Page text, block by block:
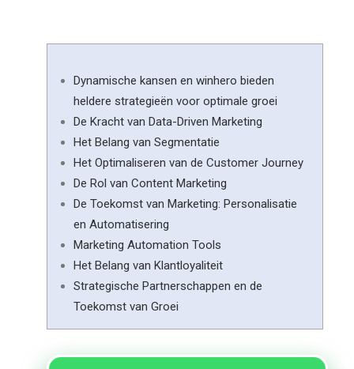
Dynamische kansen en winhero bieden
heldere strategieën voor optimale groei
De Kracht van Data-Driven Marketing
Het Belang van Segmentatie
Het Optimaliseren van de Customer Journey
De Rol van Content Marketing
De Toekomst van Marketing: Personalisatie
en Automatisering
Marketing Automation Tools
Het Belang van Klantloyaliteit
Strategische Partnerschappen en de
Toekomst van Groei